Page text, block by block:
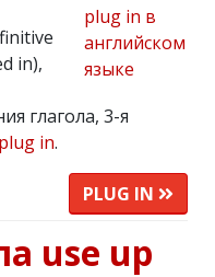
in),
глагола, 3-я
plug in.
PLUG IN
use up